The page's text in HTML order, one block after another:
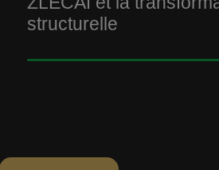
structurelle